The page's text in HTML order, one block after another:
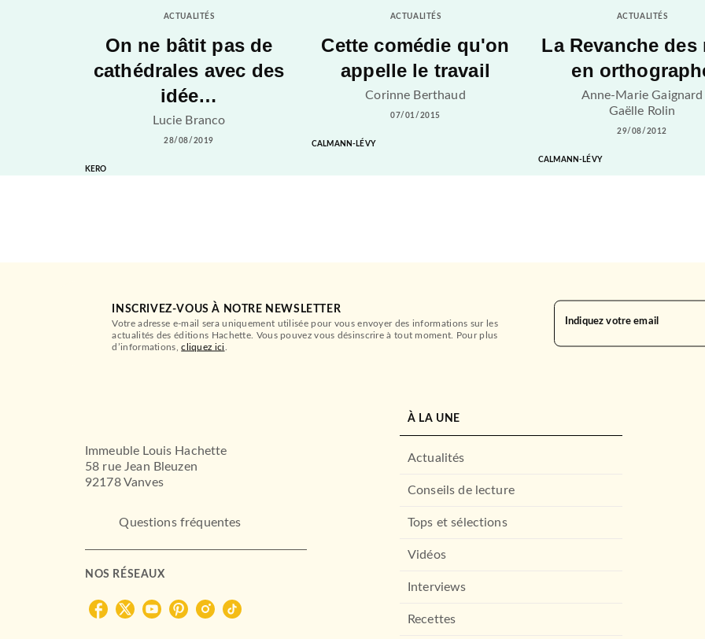
ACTUALITÉS
On ne bâtit pas de
cathédrales avec des
idée…
Lucie Branco
28/08/2019
KERO
ACTUALITÉS
Cette comédie qu'on
appelle le travail
Corinne Berthaud
07/01/2015
CALMANN-LÉVY
ACTUALITÉS
La Revanche des
en
Anne-Marie Gaignard
Gaëlle Rolin
29/08/2012
CALMANN-LÉVY
INSCRIVEZ-VOUS À NOTRE NEWSLETTER
Votre adresse e-mail sera uniquement utilisée pour vous envoyer des informations sur les
actualités des éditions Hachette. Vous pouvez vous désinscrire à tout moment. Pour plus
d’informations,cliquez ici
Indiquez votre email
Immeuble Louis Hachette
58 rue Jean Bleuzen
92178 Vanves
Questions fréquentes
NOS RÉSEAUX
À LA UNE
Actualités
Conseils de lecture
Tops et sélections
Vidéos
Interviews
Recettes